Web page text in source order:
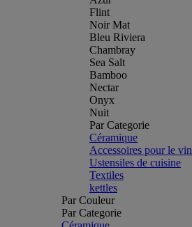
Flint
Noir Mat
Bleu Riviera
Chambray
Sea Salt
Bamboo
Nectar
Onyx
Nuit
Par Categorie
Céramique
Accessoires pour le vin
Ustensiles de cuisine
Textiles
kettles
Par Couleur
Par Categorie